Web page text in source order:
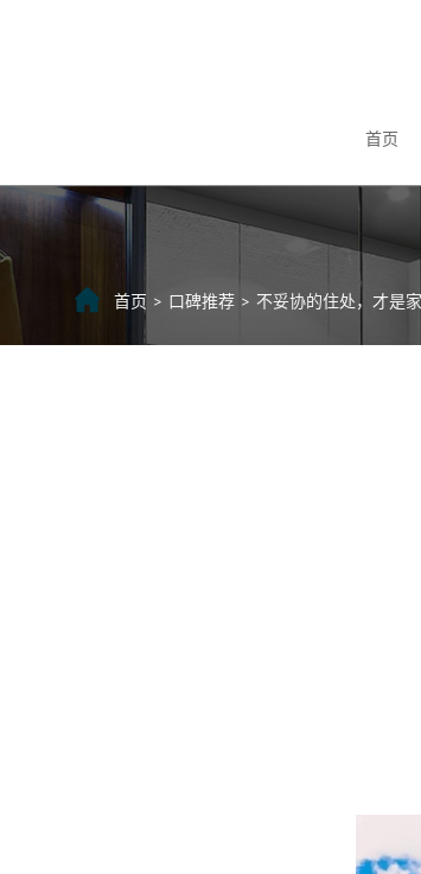
首页
首页 > 口碑推荐 > 不妥协的住处，才是家